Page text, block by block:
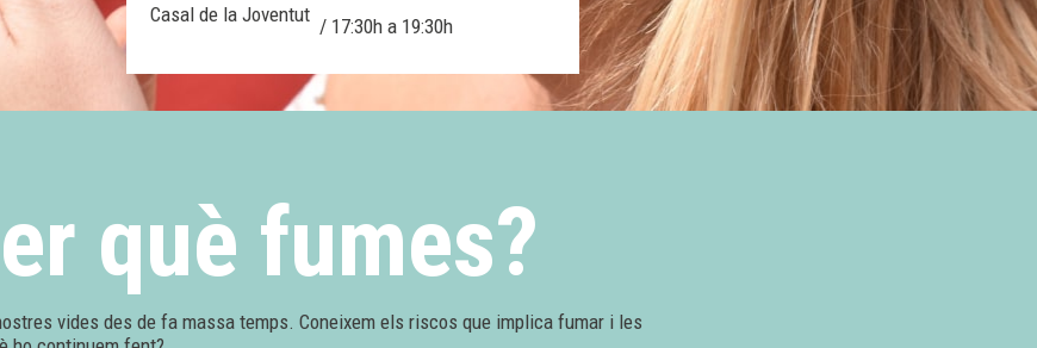
Casal de la Joventut / 17:30h a 19:30h
què fumes?
vides des de fa massa temps. Coneixem els riscos que implica fumar i les